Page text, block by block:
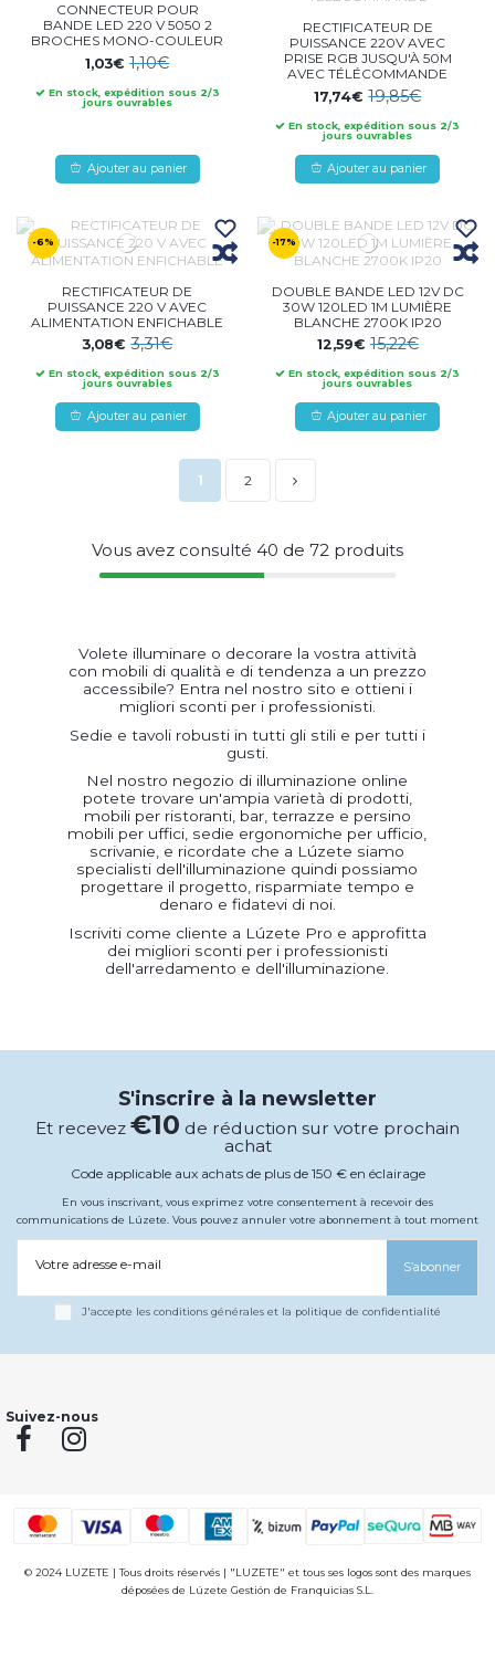
CONNECTEUR POUR
BANDE LED 220 V 5050 2
BROCHES MONO-COULEUR
1,03€1,10€
En stock, expédition sous 2/3
jours ouvrables
Ajouter au panier
RECTIFICATEUR DE
PUISSANCE 220V AVEC
PRISE RGB JUSQU'À 50M
AVEC TÉLÉCOMMANDE
17,74€19,85€
En stock, expédition sous 2/3
jours ouvrables
Ajouter au panier
-6%
RECTIFICATEUR DE
PUISSANCE 220 V AVEC
ALIMENTATION ENFICHABLE
3,08€3,31€
En stock, expédition sous 2/3
jours ouvrables
Ajouter au panier
-17%
DOUBLE BANDE LED 12V DC
30W 120LED 1M LUMIÈRE
BLANCHE 2700K IP20
12,59€15,22€
En stock, expédition sous 2/3
jours ouvrables
Ajouter au panier
1 2
Vous avez consulté 40 de 72 produits
Volete illuminare o decorare la vostra attività
con mobili di qualità e di tendenza a un prezzo
accessibile? Entra nel nostro sito e ottieni i
migliori sconti per i professionisti.
Sedie e tavoli robusti in tutti gli stili e per tutti i
gusti.
Nel nostro negozio di illuminazione online
potete trovare un'ampia varietà di prodotti,
mobili per ristoranti, bar, terrazze e persino
mobili per uffici, sedie ergonomiche per ufficio,
scrivanie, e ricordate che a Lúzete siamo
specialisti dell'illuminazione quindi possiamo
progettare il progetto, risparmiate tempo e
denaro e fidatevi di noi.
Iscriviti come cliente a Lúzete Pro e approfitta
dei migliori sconti per i professionisti
dell'arredamento e dell'illuminazione.
S'inscrire à la newsletter
Et recevez €10 de réduction sur votre prochain
achat
Code applicable aux achats de plus de 150 € en éclairage
En vous inscrivant, vous exprimez votre consentement à recevoir des
communications de Lúzete. Vous pouvez annuler votre abonnement à tout moment
Votre adresse e-mail S’abonner
J'accepte les conditions générales et la politique de confidentialité
Suivez-nous
© 2024 LUZETE | Tous droits réservés | "LUZETE" et tous ses logos sont des marques
déposées de Lúzete Gestión de Franquicias S.L.